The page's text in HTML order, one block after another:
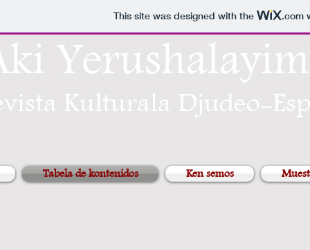
This site was designed with the .com
Kulturala Djudeo-
Tabela de kontenidos Ken semos